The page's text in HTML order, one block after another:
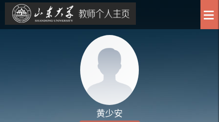
黄少安